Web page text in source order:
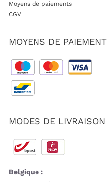
Moyens de paiements
CGV
MOYENS DE PAIEMENT
MODES DE LIVRAISON
Belgique :